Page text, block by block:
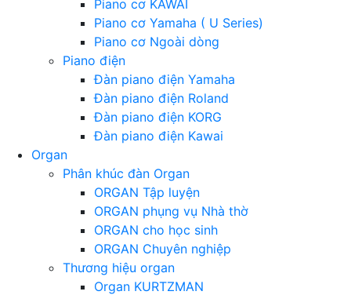
Piano cơ KAWAI
Piano cơ Yamaha ( U Series)
Piano cơ Ngoài dòng
Piano điện
Đàn piano điện Yamaha
Đàn piano điện Roland
Đàn piano điện KORG
Đàn piano điện Kawai
Organ
Phân khúc đàn Organ
ORGAN Tập luyện
ORGAN phụng vụ Nhà thờ
ORGAN cho học sinh
ORGAN Chuyên nghiệp
Thương hiệu organ
Organ KURTZMAN